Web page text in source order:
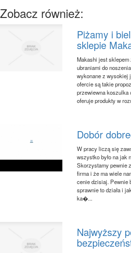
Zobacz również:
Piżamy i
sklepie
Makashi jest
ubraniami do
wykonane z wysokiej
ofercie są takie
przewiewna koszulka
oferuje produkty w
Dobór
W pracy liczą się
wszystko było na jak
Skorzystamy pewnie
firma i że ma wiele
cenie dzisiaj. Pewnie
sprawnie to działa i
ka�...
Najwyższy